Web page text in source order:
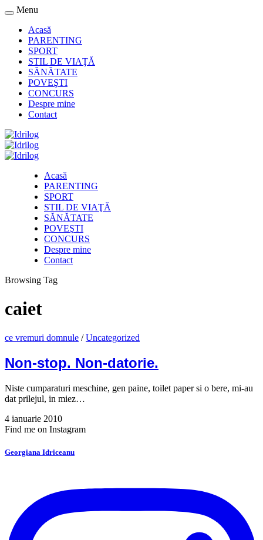
Menu
Acasă
PARENTING
SPORT
STIL DE VIAŢĂ
SĂNĂTATE
POVEŞTI
CONCURS
Despre mine
Contact
Acasă
PARENTING
SPORT
STIL DE VIAŢĂ
SĂNĂTATE
POVEŞTI
CONCURS
Despre mine
Contact
Browsing Tag
caiet
ce vremuri domnule / Uncategorized
Non-stop. Non-datorie.
Niste cumparaturi meschine, gen paine, toilet paper si o bere, mi-au
dat prilejul, in miez…
4 ianuarie 2010
Find me on Instagram
Georgiana Idriceanu